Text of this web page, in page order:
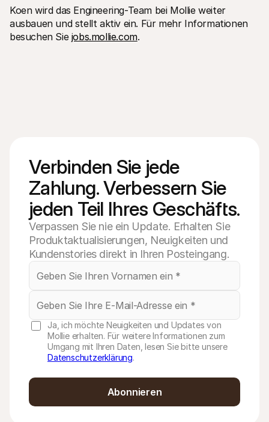
Koen wird das Engineering-Team bei Mollie weiter
ausbauen und stellt aktiv ein. Für mehr Informationen
besuchen Sie jobs.mollie.com.
Verbinden Sie jede
Zahlung. Verbessern Sie
jeden Teil Ihres Geschäfts.
Verpassen Sie nie ein Update. Erhalten Sie
Produktaktualisierungen, Neuigkeiten und
Kundenstories direkt in Ihren Posteingang.
Ja, ich möchte Neuigkeiten und Updates von
Mollie erhalten. Für weitere Informationen zum
Umgang mit Ihren Daten, lesen Sie bitte unsere
Datenschutzerklärung.
Abonnieren